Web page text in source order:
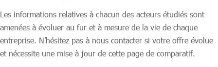
Les informations relatives à chacun des acteurs étudiés sont
amenées à évoluer au fur et à mesure de la vie de chaque
entreprise. N’hésitez pas à nous contacter si votre offre évolue
et nécessite une mise à jour de cette page de comparatif.